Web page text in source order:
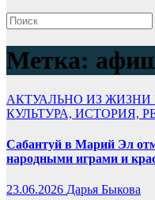
Метка:
АКТУАЛЬНО ИЗ ЖИЗНИ
КУЛЬТУРА, ИСТОРИЯ,
Сабантуй в Марий Эл
народными играми и
23.06.2026 Дарья Быкова